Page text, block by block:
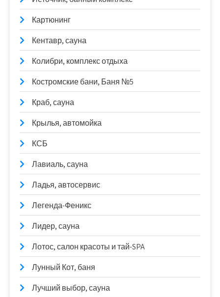
Картюнинг
Кентавр, сауна
Колибри, комплекс отдыха
Костромские бани, Баня №5
Краб, сауна
Крылья, автомойка
КСБ
Лавиаль, сауна
Ладья, автосервис
Легенда-Феникс
Лидер, сауна
Лотос, салон красоты и тай-SPA
Лунный Кот, баня
Лучший выбор, сауна